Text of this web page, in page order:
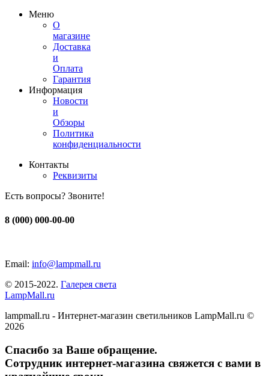
Меню
О
магазине
Доставка
и
Оплата
Гарантия
Информация
Новости
и
Обзоры
Политика
конфиденциальности
Контакты
Реквизиты
Есть вопросы? Звоните!
8 (000) 000-00-00
Email: info@lampmall.ru
© 2015-2022. Галерея света
LampMall.ru
lampmall.ru - Интернет-магазин светильников LampMall.ru ©
2026
Спасибо за Ваше обращение.
Сотрудник интернет-магазина свяжется с вами в